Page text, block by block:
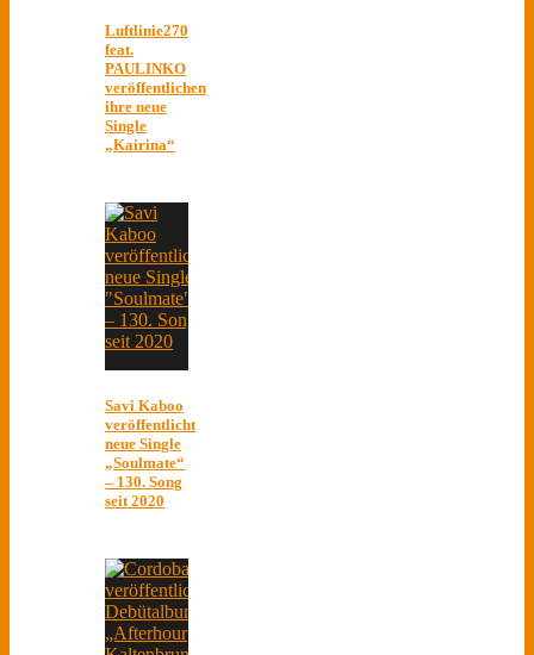
Luftlinie270
feat.
PAULINKO
veröffentlichen
ihre neue
Single
„Kairina“
Savi Kaboo
veröffentlicht
neue Single
„Soulmate“
– 130. Song
seit 2020